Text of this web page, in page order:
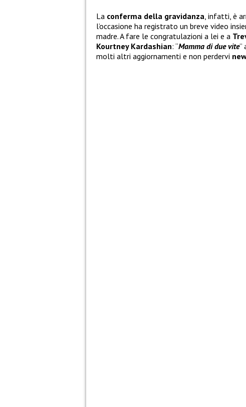
La conferma della gravidanza, infatti, è
l’occasione ha registrato un breve video
madre. A fare le congratulazioni a lei e a
Kourtney Kardashian: “Mamma di due vite”
molti altri aggiornamenti e non perdervi